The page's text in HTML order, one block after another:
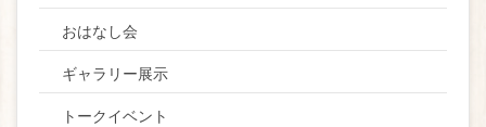
おはなし会
ギャラリー展示
トークイベント